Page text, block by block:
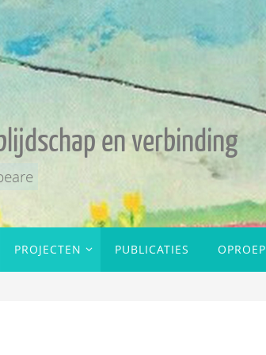
en verbinding
PROJECTEN PUBLICATIES OPROEP